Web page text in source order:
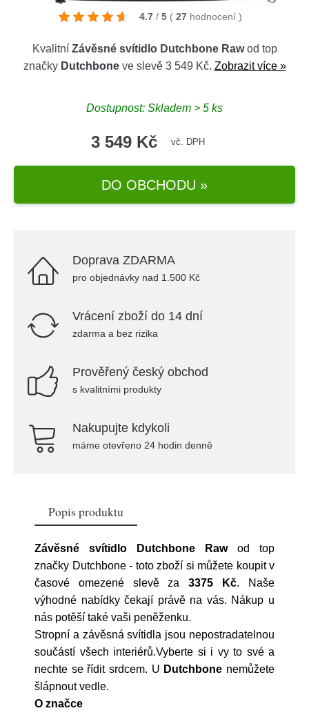
4.7 / 5 ( 27 hodnocení )
Kvalitní Závěsné svítidlo Dutchbone Rawod top
značky Dutchboneve slevě 3 549 Kč. Zobrazit více »
Dostupnost: Skladem > 5 ks
3 549 Kč vč. DPH
DO OBCHODU »
Doprava ZDARMA
pro objednávky nad 1.500 Kč
Vrácení zboží do 14 dní
zdarma a bez rizika
Prověřený český obchod
s kvalitními produkty
Nakupujte kdykoli
máme otevřeno 24 hodin denně
Popis produktu
Závěsné svítidlo Dutchbone Rawod top
značky Dutchbone- toto zboží si můžete koupit v
časové omezené slevě za3375 Kč. Naše
výhodné nabídky čekají právě na vás. Nákup u
nás potěší také vaši peněženku.
Stropní a závěsná svítidla jsou nepostradatelnou
součástí všech interiérů.Vyberte si i vy to své a
nechte se řídit srdcem. U Dutchbone nemůžete
šlápnout vedle.
O značce